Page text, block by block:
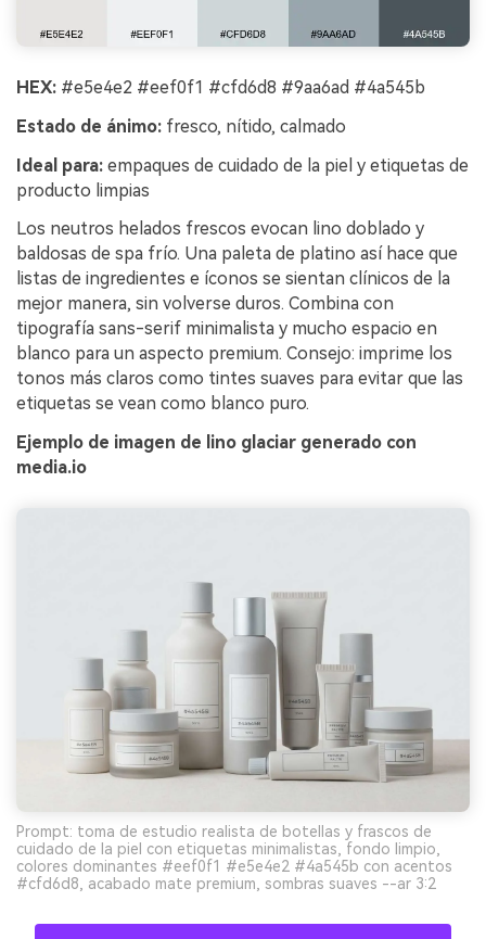
HEX: #e5e4e2 #eef0f1 #cfd6d8 #9aa6ad #4a545b
Estado de ánimo: fresco, nítido, calmado
Ideal para: empaques de cuidado de la piel y etiquetas de
producto limpias
Los neutros helados frescos evocan lino doblado y
baldosas de spa frío. Una paleta de platino así hace que
listas de ingredientes e íconos se sientan clínicos de la
mejor manera, sin volverse duros. Combina con
tipografía sans-serif minimalista y mucho espacio en
blanco para un aspecto premium. Consejo: imprime los
tonos más claros como tintes suaves para evitar que las
etiquetas se vean como blanco puro.
Ejemplo de imagen de lino glaciar generado con
media.io
Prompt: toma de estudio realista de botellas y frascos de
cuidado de la piel con etiquetas minimalistas, fondo limpio,
colores dominantes #eef0f1 #e5e4e2 #4a545b con acentos
#cfd6d8, acabado mate premium, sombras suaves --ar 3:2